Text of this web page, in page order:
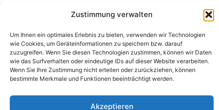
Zustimmung verwalten
Um Ihnen ein optimales Erlebnis zu bieten, verwenden wir Technologien
wie Cookies, um Geräteinformationen zu speichern bzw. darauf
zuzugreifen. Wenn Sie diesen Technologien zustimmen, können wir Daten
wie das Surfverhalten oder eindeutige IDs auf dieser Website verarbeiten.
Wenn Sie Ihre Zustimmung nicht erteilen oder zurückziehen, können
bestimmte Merkmale und Funktionen beeinträchtigt werden.
Akzeptieren
Peter-Leardi-Weg 4, 8054 Graz
Steiermark / Österreich​
+43 316 225711​ • info@campingbergler.at​
Impressum
AGB
Widerrufsrecht und Formular
Datenschutzerklärung